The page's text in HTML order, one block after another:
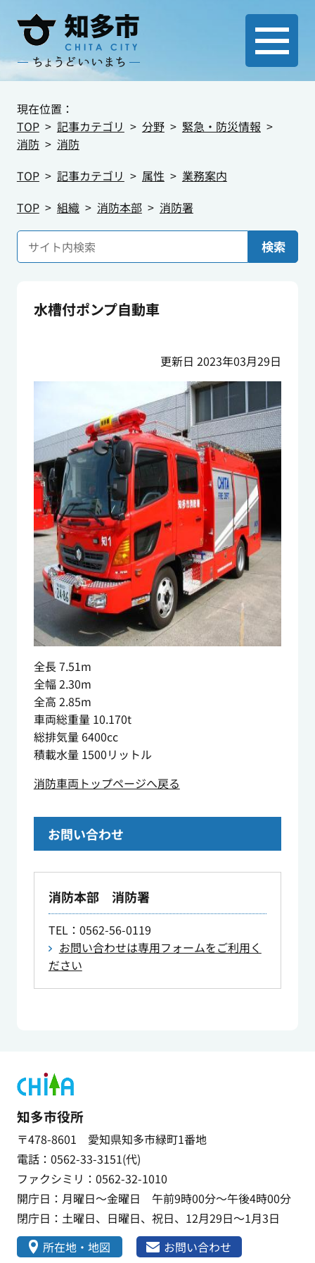
現在位置：
TOP
記事カテゴリ 分野
緊急・防災情報
消防
消防
TOP
記事カテゴリ 属性
業務案内
TOP
組織 消防本部 消防署
検索
水槽付ポンプ自動車
更新日 2023年03月29日
全長 7.51m
全幅 2.30m
全高 2.85m
車両総重量 10.170t
総排気量 6400cc
積載水量 1500リットル
消防車両トップページへ戻る
お問い合わせ
消防本部 消防署
TEL：0562-56-0119
お問い合わせは専用フォームをご利用く
ださい
知多市役所
〒478-8601 愛知県知多市緑町1番地
電話：0562-33-3151(代)
ファクシミリ：0562-32-1010
開庁日：月曜日～金曜日 午前9時00分～午後4時00分
閉庁日：土曜日、日曜日、祝日、12月29日～1月3日
所在地・地図
お問い合わせ